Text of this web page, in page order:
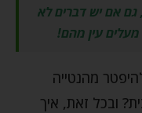
אם יש דברים לא
עין מהם!
מהנטייה
ובכל זאת, איך